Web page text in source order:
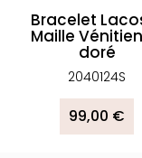
Bracelet
Maille
doré
2040124S
99,00 €